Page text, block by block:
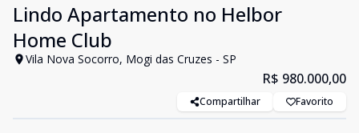
Lindo Apartamento no Helbor
Home Club
Vila Nova Socorro, Mogi das Cruzes - SP
R$ 980.000,00
Compartilhar Favorito